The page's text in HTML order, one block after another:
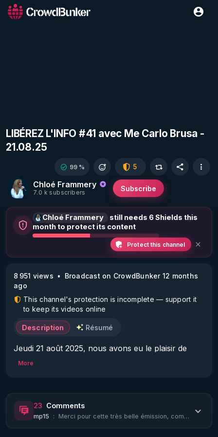
LIBÉREZ L'INFO #41 avec Me Carlo Brusa -
21.08.25
Chloé Frammery
7.0 k subscribers
Subscribe
99 % 5
Chloé Frammery
still needs 6 Shields this
month to protect its content
Protect this channel
8 951 views
Broadcast on CrowdBunker 12 months
ago
This channel's protection is incomplete — support it
to keep its videos online
Description Résumé
Jeudi 21 août 2025, nous avons eu le plaisir de
recevoir EN DIRECT Maître Carlo Alberto Brusa
écrivain et comédien.
Au cours de sa carrière, il a défendu plusieurs
personnalités du sport, comme Zinédine
More
23 Comments
mp15 : Merci pour cette très belle émission, comme toujours. Superbe la chanson de Fran...